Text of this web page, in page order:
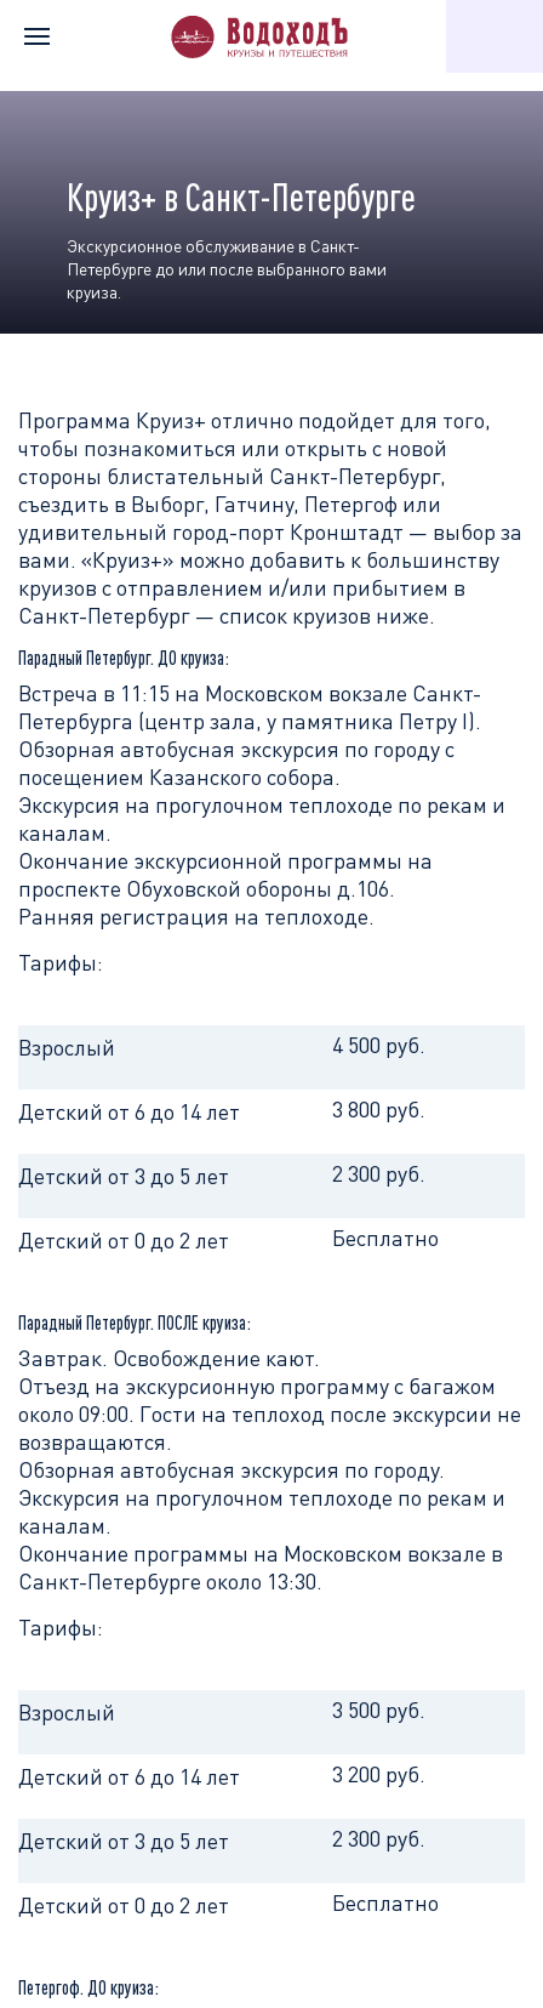
Главная Специальные предложения по речным круизам
Круиз+ в Санкт-Петербурге
Экскурсионное обслуживание в Санкт-
Петербурге до или после выбранного вами
круиза.
Программа Круиз+ отлично подойдет для того,
чтобы познакомиться или открыть с новой
стороны блистательный Санкт-Петербург,
съездить в Выборг, Гатчину, Петергоф или
удивительный город-порт Кронштадт — выбор за
вами. «Круиз+» можно добавить к большинству
круизов с отправлением и/или прибытием в
Санкт-Петербург — список круизов ниже.
Парадный Петербург. ДО круиза:
Встреча в 11:15 на Московском вокзале Санкт-
Петербурга (центр зала, у памятника Петру I).
Обзорная автобусная экскурсия по городу с
посещением Казанского собора.
Экскурсия на прогулочном теплоходе по рекам и
каналам.
Окончание экскурсионной программы на
проспекте Обуховской обороны д.106.
Ранняя регистрация на теплоходе.
Тарифы:
Взрослый 4 500 руб.
Детский от 6 до 14 лет 3 800 руб.
Детский от 3 до 5 лет 2 300 руб.
Детский от 0 до 2 лет Бесплатно
Парадный Петербург. ПОСЛЕ круиза:
Завтрак. Освобождение кают.
Отъезд на экскурсионную программу с багажом
около 09:00. Гости на теплоход после экскурсии не
возвращаются.
Обзорная автобусная экскурсия по городу.
Экскурсия на прогулочном теплоходе по рекам и
каналам.
Окончание программы на Московском вокзале в
Санкт-Петербурге около 13:30.
Тарифы:
Взрослый 3 500 руб.
Детский от 6 до 14 лет 3 200 руб.
Детский от 3 до 5 лет 2 300 руб.
Детский от 0 до 2 лет Бесплатно
Петергоф. ДО круиза: